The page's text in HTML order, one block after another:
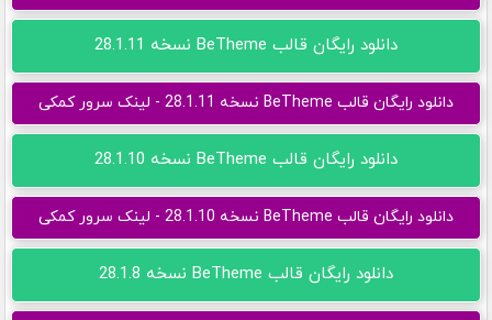
دانلود رایگان قالب BeTheme نسخه 28.1.11
دانلود رایگان قالب BeTheme نسخه 28.1.11 - لینک سرور کمکی
دانلود رایگان قالب BeTheme نسخه 28.1.10
دانلود رایگان قالب BeTheme نسخه 28.1.10 - لینک سرور کمکی
دانلود رایگان قالب BeTheme نسخه 28.1.8